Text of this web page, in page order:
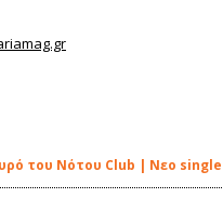
του Νότου Club | Νεο